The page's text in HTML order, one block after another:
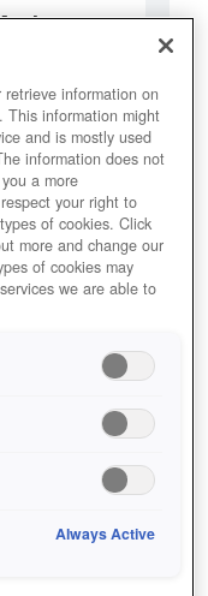
J7100
o PS,
MICR
in
with this
inkjet
printing
information on
This information might
and is mostly used
information does not
a more
your right to
of cookies. Click
more and change our
of cookies may
we are able to
Always Active